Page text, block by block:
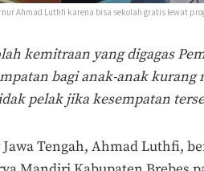
Ahmad Luthfi karena bisa sekolah gratis lewat
kemitraan yang digagas
bagi anak-anak
pelak jika kesempatan
Jawa Tengah, Ahmad Luthfi,